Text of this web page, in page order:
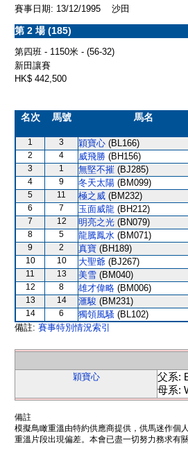
賽事日期: 13/12/1995 沙田
第 2 場 (185)
第四班 - 1150米 - (56-32)
新田讓賽
HK$ 442,500
名次 馬號 馬名
1 3 穎寶心 (BL166)
2 4 威飛勝 (BH156)
3 1 無堅不摧 (BJ285)
4 9 冬天太陽 (BM099)
5 11 極之威 (BM232)
6 7 玉面威龍 (BH212)
7 12 明亮之光 (BN079)
8 5 龍騰鳳水 (BM071)
9 2 真寶 (BH189)
10 10 大聖爺 (BJ267)
11 13 美雪 (BM040)
12 8 雄才偉略 (BM006)
13 14 滙駿 (BM231)
14 6 獨領風騷 (BL102)
備註: 賽事特別情況索引
穎寶心
父系:
母系:
備註
模擬鳥瞰重溫由特約供應商提供，供馬迷作個
重溫片段出現偏差。本會已盡一切努力務求有